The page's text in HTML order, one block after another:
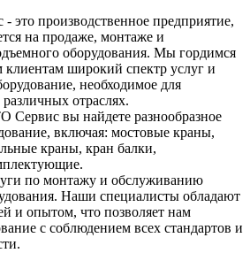
производственное предприятие,
на продаже, монтаже и
оборудования. Мы гордимся
клиентам широкий спектр услуг и
необходимое для
отраслях.
Сервис вы найдете разнообразное
включая: мостовые краны,
краны, кран балки,
по монтажу и обслуживанию
Наши специалисты обладают
и опытом, что позволяет нам
с соблюдением всех стандартов и